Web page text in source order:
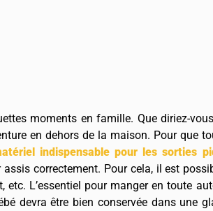
moments en famille. Que diriez-
en dehors de la maison. Pour que
indispensable pour les sorties
correctement. Pour cela, il est
etc. L’essentiel pour manger en toute
devra être bien conservée dans une